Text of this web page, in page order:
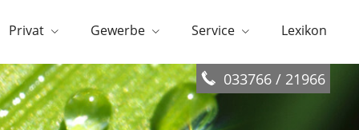
Privat Gewerbe Service Lexikon
033766 / 21966